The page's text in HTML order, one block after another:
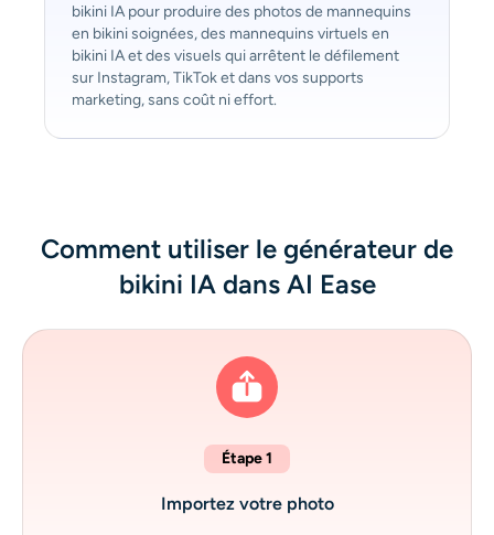
bikini IA pour produire des photos de mannequins
en bikini soignées, des mannequins virtuels en
bikini IA et des visuels qui arrêtent le défilement
sur Instagram, TikTok et dans vos supports
marketing, sans coût ni effort.
Comment utiliser le générateur de
bikini IA dans AI Ease
Étape 1
Importez votre photo